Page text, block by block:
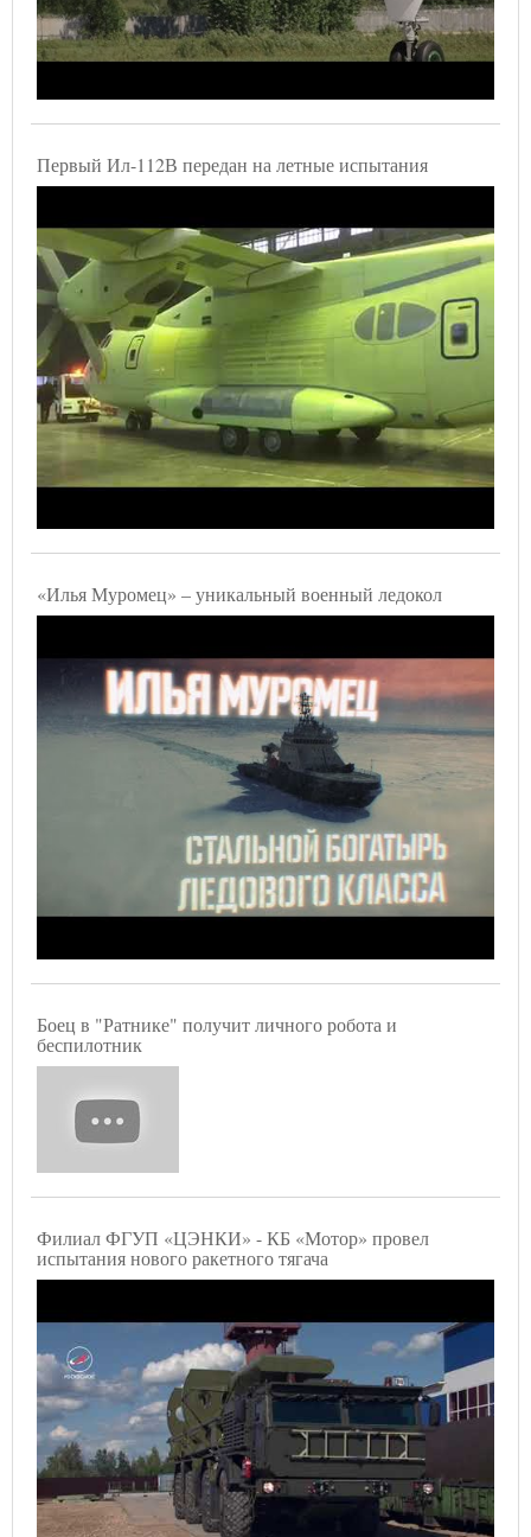
Первый Ил-112В передан на летные испытания
«Илья Муромец» – уникальный военный ледокол
Боец в "Ратнике" получит личного робота и
беспилотник
Филиал ФГУП «ЦЭНКИ» - КБ «Мотор» провел
испытания нового ракетного тягача